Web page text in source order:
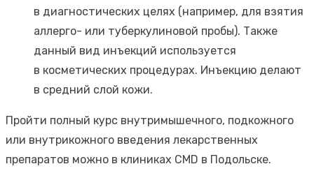
в диагностических целях (например, для взятия
аллерго- или туберкулиновой пробы). Также
данный вид инъекций используется
в косметических процедурах. Инъекцию делают
в средний слой кожи.
Пройти полный курс внутримышечного, подкожного
или внутрикожного введения лекарственных
препаратов можно в клиниках CMD в Подольске.